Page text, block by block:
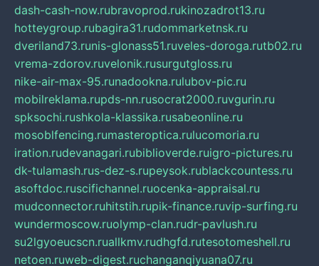
dash-cash-now.rubravoprod.rukinozadrot13.ru
hotteygroup.rubagira31.rudommarketnsk.ru
dveriland73.runis-glonass51.ruveles-doroga.rutb02.ru
vrema-zdorov.ruvelonik.rusurgutgloss.ru
nike-air-max-95.runadookna.rulubov-pic.ru
mobilreklama.rupds-nn.rusocrat2000.ruvgurin.ru
spksochi.rushkola-klassika.rusabeonline.ru
mosoblfencing.rumasteroptica.rulucomoria.ru
iration.rudevanagari.rubiblioverde.ruigro-pictures.ru
dk-tulamash.rus-dez-s.rupeysok.rublackcountess.ru
asoftdoc.ruscifichannel.ruocenka-appraisal.ru
mudconnector.ruhitstih.rupik-finance.ruvip-surfing.ru
wundermoscow.ruolymp-clan.rudr-pavlush.ru
su2lgyoeucscn.ruallkmv.rudhgfd.rutesotomeshell.ru
netoen.ruweb-digest.ruchanganqiyuana07.ru